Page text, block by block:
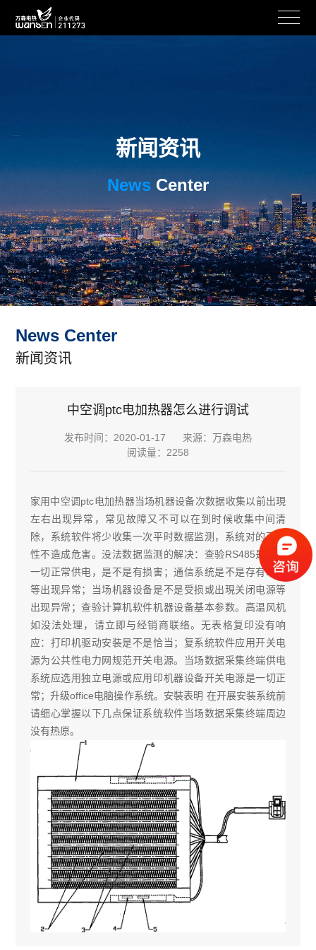
新闻资讯
News Center
News Center
新闻资讯
中空调ptc电加热器怎么进行调试
发布时间：2020-01-17
来源：万森电热
阅读量：2258
家用中空调ptc电加热器当场机器设备次数据收集以前出現
左右出现异常，常见故障又不可以在到时候收集中间清
除，系统软件将少收集一次平时数据监测，系统对的可靠
性不造成危害。没法数据监测的解决：查验RS485是不是
一切正常供电，是不是有损害；通信系统是不是存有断开
等出现异常；当场机器设备是不是受损或出現关闭电源等
出现异常；查验计算机软件机器设备基本参数。高温风机
如没法处理，请立即与经销商联络。无表格复印没有响
应：打印机驱动安装是不是恰当；复系统软件应用开关电
源为公共性电力网规范开关电源。当场数据采集终端供电
系统应选用独立电源或应用印机器设备开关电源是一切正
常；升级office电脑操作系统。安裝表明 在开展安装系统前
请细心掌握以下几点保证系统软件当场数据采集终端周边
没有热原。